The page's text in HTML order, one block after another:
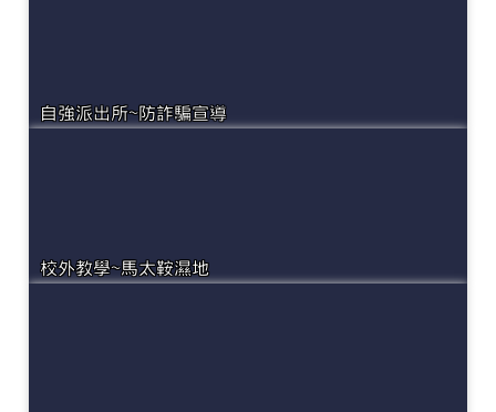
自強派出所~防詐騙宣導
校外教學~馬太鞍濕地